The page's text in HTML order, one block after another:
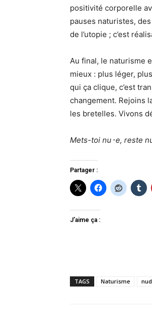
positivité corporelle
pauses naturistes,
de l’utopie ; c’est
Au final, le naturisme
mieux : plus léger,
qui ça clique, c’est
changement. Rejoins
les bretelles. Vivons
Mets-toi nu･e, reste
Partager :
J’aime ça :
TAGS Naturisme